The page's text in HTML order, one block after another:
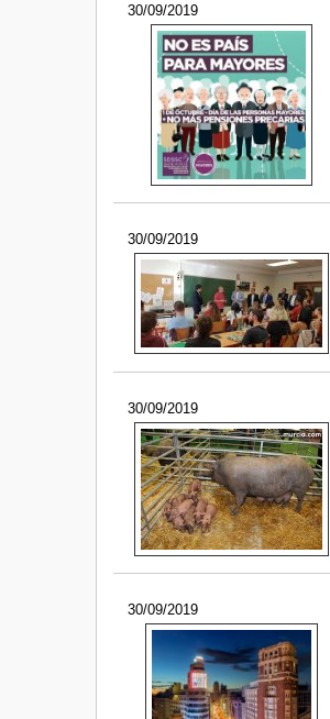
30/09/2019
30/09/2019
30/09/2019
30/09/2019